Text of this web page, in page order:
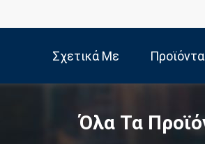
Σχετικά Με
Εμάς
Προϊόντα
Όλα Τα